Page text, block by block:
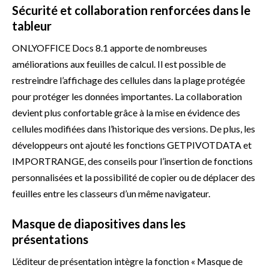
Sécurité et collaboration renforcées dans le
tableur
ONLYOFFICE Docs 8.1 apporte de nombreuses
améliorations aux feuilles de calcul. Il est possible de
restreindre l’affichage des cellules dans la plage protégée
pour protéger les données importantes. La collaboration
devient plus confortable grâce à la mise en évidence des
cellules modifiées dans l’historique des versions. De plus, les
développeurs ont ajouté les fonctions GETPIVOTDATA et
IMPORTRANGE, des conseils pour l’insertion de fonctions
personnalisées et la possibilité de copier ou de déplacer des
feuilles entre les classeurs d’un même navigateur.
Masque de diapositives dans les
présentations
L’éditeur de présentation intègre la fonction « Masque de